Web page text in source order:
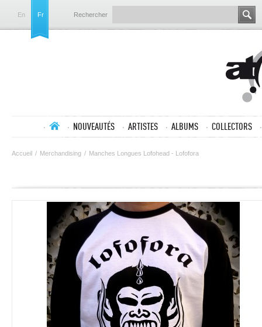
En Fr Rechercher
NOUVEAUTÉS ARTISTES ALBUMS COLLECTORS
Accueil / Merchandising / Manches Longues Lofohead - Lofofora